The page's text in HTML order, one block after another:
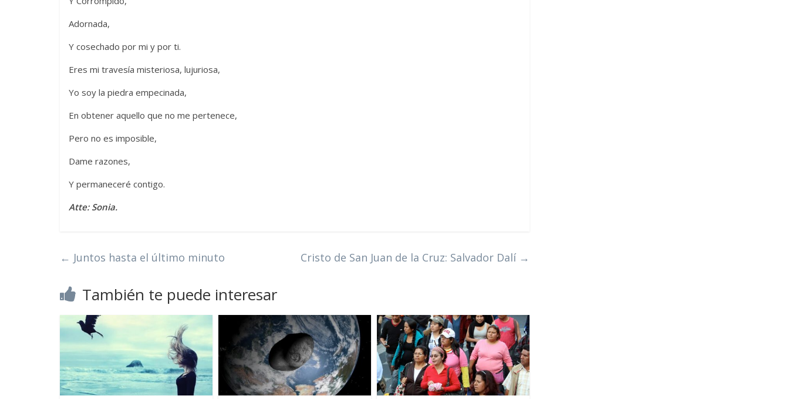
Adornada,
Y cosechado por mi y por ti.
Eres mi travesía misteriosa, lujuriosa,
Yo soy la piedra empecinada,
En obtener aquello que no me pertenece,
Pero no es imposible,
Dame razones,
Y permaneceré contigo.
Atte: Sonia.
← Juntos hasta el último minuto Cristo de San Juan de la Cruz: Salvador Dalí →
También te puede interesar